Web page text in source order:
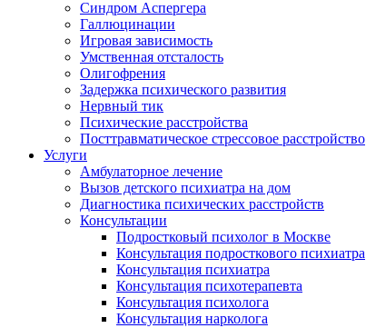
Синдром Аспергера
Галлюцинации
Игровая зависимость
Умственная отсталость
Олигофрения
Задержка психического развития
Нервный тик
Психические расстройства
Посттравматическое стрессовое расстройство
Услуги
Амбулаторное лечение
Вызов детского психиатра на дом
Диагностика психических расстройств
Консультации
Подростковый психолог в Москве
Консультация подросткового психиатра
Консультация психиатра
Консультация психотерапевта
Консультация психолога
Консультация нарколога